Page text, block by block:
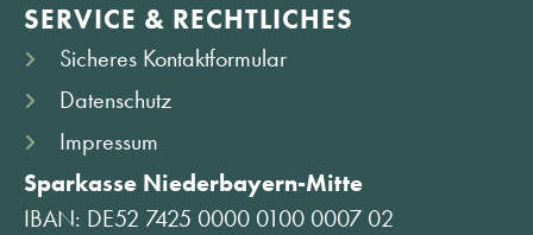
SERVICE & RECHTLICHES
Sicheres Kontaktformular
Datenschutz
Impressum
Sparkasse Niederbayern-Mitte
IBAN: DE52 7425 0000 0100 0007 02